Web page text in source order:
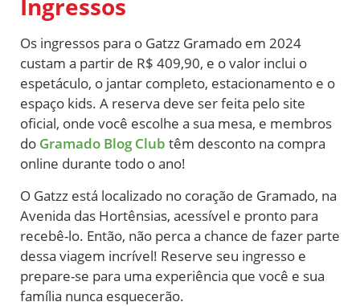
Ingressos
Os ingressos para o Gatzz Gramado em 2024
custam a partir de R$ 409,90, e o valor inclui o
espetáculo, o jantar completo, estacionamento e o
espaço kids. A reserva deve ser feita pelo site
oficial, onde você escolhe a sua mesa, e membros
do Gramado Blog Club têm desconto na compra
online durante todo o ano!
O Gatzz está localizado no coração de Gramado, na
Avenida das Hortênsias, acessível e pronto para
recebê-lo. Então, não perca a chance de fazer parte
dessa viagem incrível! Reserve seu ingresso e
prepare-se para uma experiência que você e sua
família nunca esquecerão.